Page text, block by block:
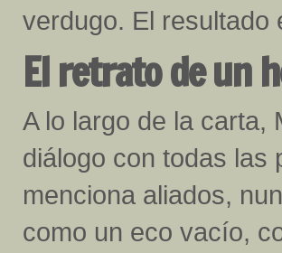
verdugo. El resultado
El retrato de un
A lo largo de la carta,
diálogo con todas las
menciona aliados,
como un eco vacío,